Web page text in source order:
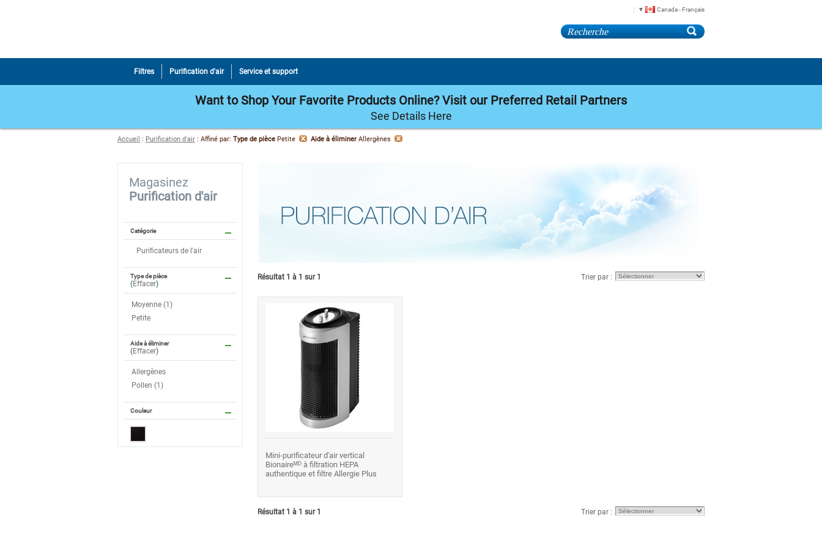
Canada - Français
Filtres Purification d'air Service et support
Want to Shop Your Favorite Products Online? Visit our Preferred Retail Partners
See Details Here
Accueil : Purification d'air : Affiné par: Type de pièce Petite Aide à éliminer Allergènes
Magasinez
Purification d'air
Catégorie
Purificateurs de l'air
Type de pièce
(Effacer)
Moyenne (1)
Petite
Aide à éliminer
(Effacer)
Allergènes
Pollen (1)
Couleur
Résultat 1 à 1 sur 1 Trier par :
Mini-purificateur d'air vertical
Bionaireᴹᴰ à filtration HEPA
authentique et filtre Allergie Plus
Résultat 1 à 1 sur 1 Trier par :